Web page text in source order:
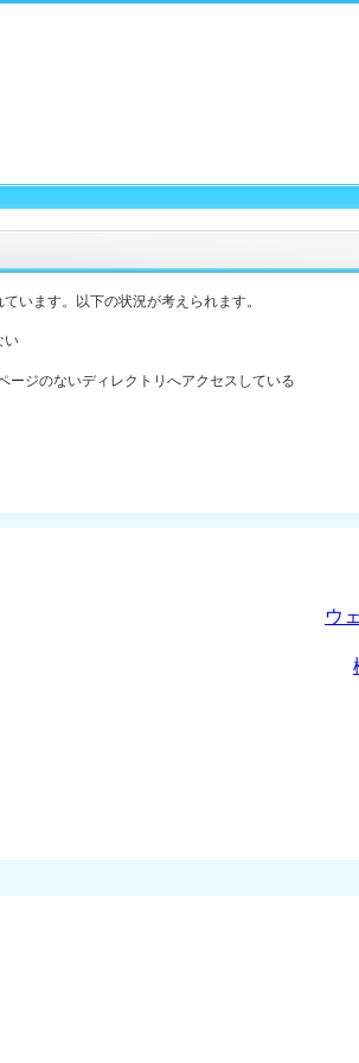
います。以下の状況が考えられます。
い
ージのないディレクトリへアクセスしている